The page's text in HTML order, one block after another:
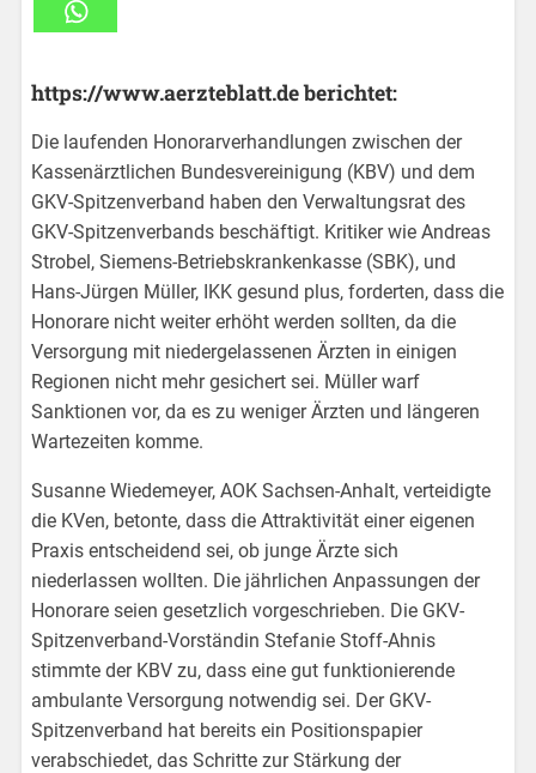
https://www.aerzteblatt.de berichtet:
Die laufenden Honorarverhandlungen zwischen der
Kassenärztlichen Bundesvereinigung (KBV) und dem
GKV-Spitzenverband haben den Verwaltungsrat des
GKV-Spitzenverbands beschäftigt. Kritiker wie Andreas
Strobel, Siemens-Betriebskrankenkasse (SBK), und
Hans-Jürgen Müller, IKK gesund plus, forderten, dass die
Honorare nicht weiter erhöht werden sollten, da die
Versorgung mit niedergelassenen Ärzten in einigen
Regionen nicht mehr gesichert sei. Müller warf
Sanktionen vor, da es zu weniger Ärzten und längeren
Wartezeiten komme.
Susanne Wiedemeyer, AOK Sachsen-Anhalt, verteidigte
die KVen, betonte, dass die Attraktivität einer eigenen
Praxis entscheidend sei, ob junge Ärzte sich
niederlassen wollten. Die jährlichen Anpassungen der
Honorare seien gesetzlich vorgeschrieben. Die GKV-
Spitzenverband-Vorständin Stefanie Stoff-Ahnis
stimmte der KBV zu, dass eine gut funktionierende
ambulante Versorgung notwendig sei. Der GKV-
Spitzenverband hat bereits ein Positionspapier
verabschiedet, das Schritte zur Stärkung der